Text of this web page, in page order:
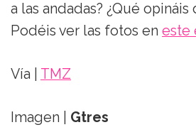
a las andadas? ¿Qué
Podéis ver las fotos en este
Vía | TMZ
Imagen | Gtres